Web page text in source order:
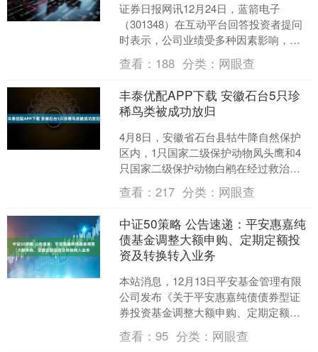
证券日报网讯12月24日，蓝箭电子
（301348）在互动平台回答投资者提问
时表示，公司业绩受多种因素影响，包
括产品结构、市场竞争态势、商务谈判
能力、原材料价格波....
查看： 188 分类： 网眼查
丰泰优配APP下载 安徽石台5只珍
稀鸟类被成功放归
4月8日，安徽省石台县牯牛降自然保护
区内，1只国家二级保护动物凤头鹰和4
只国家二级保护动物白鹇在经过救治康
复后被放归自然。 凤头鹰是森林中的猛
禽，生性警觉，....
查看：217 分类： 网眼查
中证50策略 公告速递：平安惠嘉纯
债基金调整大额申购、定期定额投
资及转换转入业务
本站消息，12月13日平安基金管理有限
公司发布《关于平安惠嘉纯债债券型证
券投资基金调整大额申购、定期定额投
资及转换转入业务的公告》。公告中提
示，为了保证基金的平....
查看：95 分类： 网眼查